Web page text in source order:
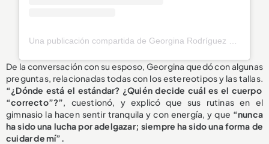
De la conversación con su esposo, Georgina quedó con algunas
preguntas, relacionadas todas con los estereotipos y las tallas.
“¿Dónde está el estándar? ¿Quién decide cuál es el cuerpo
“correcto”?”, cuestionó, y explicó que sus rutinas en el
gimnasio la hacen sentir tranquila y con energía, y que “nunca
ha sido una lucha por adelgazar; siempre ha sido una forma de
cuidar de mí”.